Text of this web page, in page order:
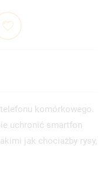
komórkowego.
uchronić smartfon
jak chociażby rysy,